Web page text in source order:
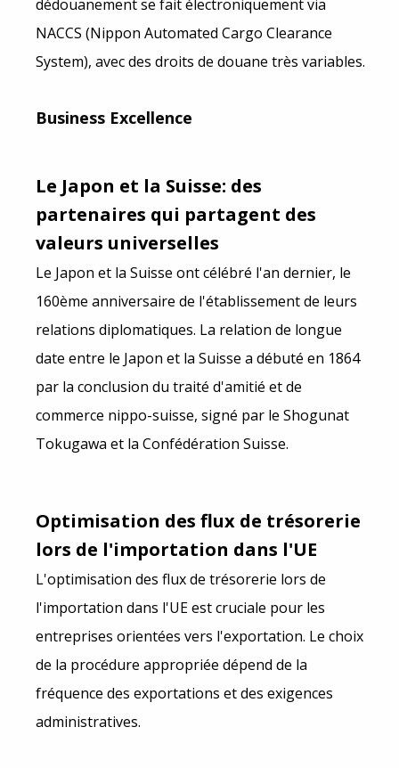
dédouanement se fait électroniquement via
NACCS (Nippon Automated Cargo Clearance
System), avec des droits de douane très variables.
Business Excellence
Le Japon et la Suisse: des
partenaires qui partagent des
valeurs universelles
Le Japon et la Suisse ont célébré l'an dernier, le
160ème anniversaire de l'établissement de leurs
relations diplomatiques. La relation de longue
date entre le Japon et la Suisse a débuté en 1864
par la conclusion du traité d'amitié et de
commerce nippo-suisse, signé par le Shogunat
Tokugawa et la Confédération Suisse.
Optimisation des flux de trésorerie
lors de l'importation dans l'UE
L'optimisation des flux de trésorerie lors de
l'importation dans l'UE est cruciale pour les
entreprises orientées vers l'exportation. Le choix
de la procédure appropriée dépend de la
fréquence des exportations et des exigences
administratives.